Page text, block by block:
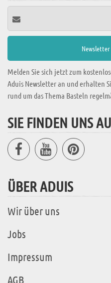
Melden Sie sich jetzt zum
Aduis Newsletter an und erhalten
rund um das Thema Basteln
SIE FINDEN UNS
ÜBER ADUIS
Wir über uns
Jobs
Impressum
AGB